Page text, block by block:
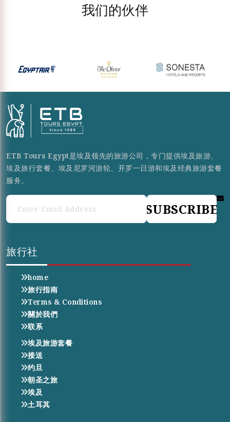
我们的伙伴
ETB Tours Egypt是埃及领先的旅游公司，专门提供埃及旅游、
埃及旅行套餐、埃及尼罗河游轮、开罗一日游和埃及经典旅游套餐
服务。
SUBSCRIBE
旅行社
home
旅行指南
Terms & Conditions
關於我們
联系
埃及旅游套餐
接送
约旦
朝圣之旅
埃及
土耳其